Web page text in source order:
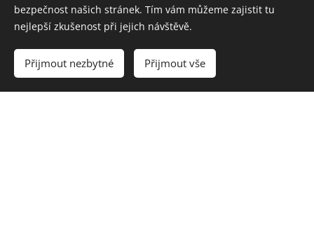
AlbumPoprvé naposled (2023)
MERITO
bezpečnost našich stránek. Tím vám můžeme zajistit tu
nejlepší zkušenost při jejich návštěvě.
Přijmout nezbytné Přijmout vše